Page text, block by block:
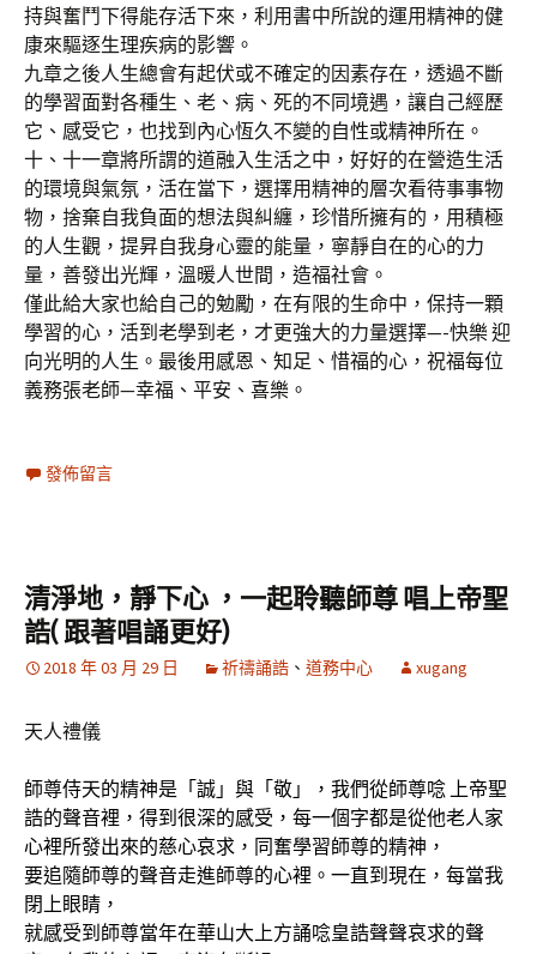
持與奮鬥下得能存活下來，利用書中所說的運用精神的健
康來驅逐生理疾病的影響。
九章之後人生總會有起伏或不確定的因素存在，透過不斷
的學習面對各種生、老、病、死的不同境遇，讓自己經歷
它、感受它，也找到內心恆久不變的自性或精神所在。
十、十一章將所謂的道融入生活之中，好好的在營造生活
的環境與氣氛，活在當下，選擇用精神的層次看待事事物
物，捨棄自我負面的想法與糾纏，珍惜所擁有的，用積極
的人生觀，提昇自我身心靈的能量，寧靜自在的心的力
量，善發出光輝，溫暖人世間，造福社會。
僅此給大家也給自己的勉勵，在有限的生命中，保持一顆
學習的心，活到老學到老，才更強大的力量選擇—-快樂 迎
向光明的人生。最後用感恩、知足、惜福的心，祝福每位
義務張老師—幸福、平安、喜樂。
發佈留言
清淨地，靜下心 ，一起聆聽師尊 唱上帝聖
誥( 跟著唱誦更好)
2018 年 03 月 29 日 祈禱誦誥 、 道務中心 xugang
天人禮儀
師尊侍天的精神是「誠」與「敬」，我們從師尊唸 上帝聖
誥的聲音裡，得到很深的感受，每一個字都是從他老人家
心裡所發出來的慈心哀求，同奮學習師尊的精神，
要追隨師尊的聲音走進師尊的心裡。一直到現在，每當我
閉上眼睛，
就感受到師尊當年在華山大上方誦唸皇誥聲聲哀求的聲